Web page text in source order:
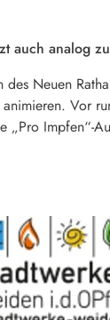
auch analog
Neuen
Vor
„Pro Impfen“-